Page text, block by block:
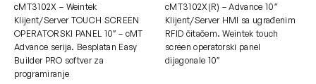
cMT3102X – Weintek
Klijent/Server TOUCH SCREEN
OPERATORSKI PANEL 10″ – cMT
Advance serija. Besplatan Easy
Builder PRO softver za
programiranje
cMT3102X(R) – Advance 10″
Klijent/Server HMI sa ugrađenim
RFID čitačem. Weintek touch
screen operatorski panel
dijagonale 10″